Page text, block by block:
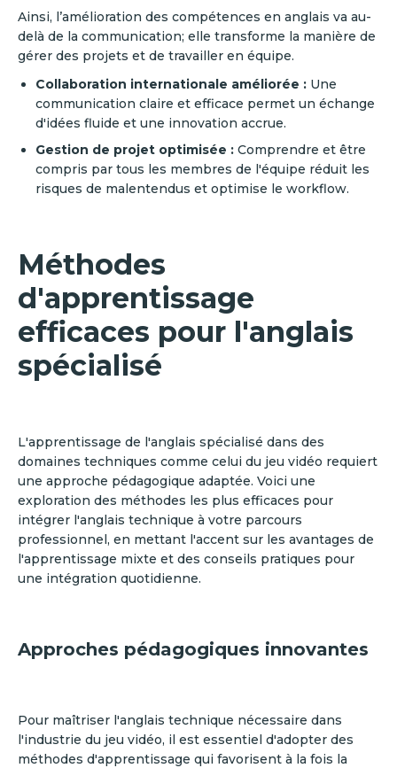
Ainsi, l’amélioration des compétences en anglais va au-
delà de la communication; elle transforme la manière de
gérer des projets et de travailler en équipe.
Collaboration internationale améliorée : Une
communication claire et efficace permet un échange
d'idées fluide et une innovation accrue.
Gestion de projet optimisée : Comprendre et être
compris par tous les membres de l'équipe réduit les
risques de malentendus et optimise le workflow.
Méthodes
d'apprentissage
efficaces pour l'anglais
spécialisé
L'apprentissage de l'anglais spécialisé dans des
domaines techniques comme celui du jeu vidéo requiert
une approche pédagogique adaptée. Voici une
exploration des méthodes les plus efficaces pour
intégrer l'anglais technique à votre parcours
professionnel, en mettant l'accent sur les avantages de
l'apprentissage mixte et des conseils pratiques pour
une intégration quotidienne.
Approches pédagogiques innovantes
Pour maîtriser l'anglais technique nécessaire dans
l'industrie du jeu vidéo, il est essentiel d'adopter des
méthodes d'apprentissage qui favorisent à la fois la